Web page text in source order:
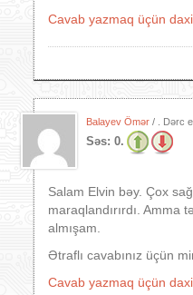
Cavab yazmaq üçün
Balayev Ömər / . Dərc
Səs: 0.
Salam Elvin bəy. Çox
maraqlandırırdı. Amma
almışam.
Ətraflı cavabınız üçün
Cavab yazmaq üçün